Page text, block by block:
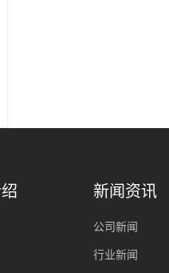
新闻资讯
公司新闻
行业新闻